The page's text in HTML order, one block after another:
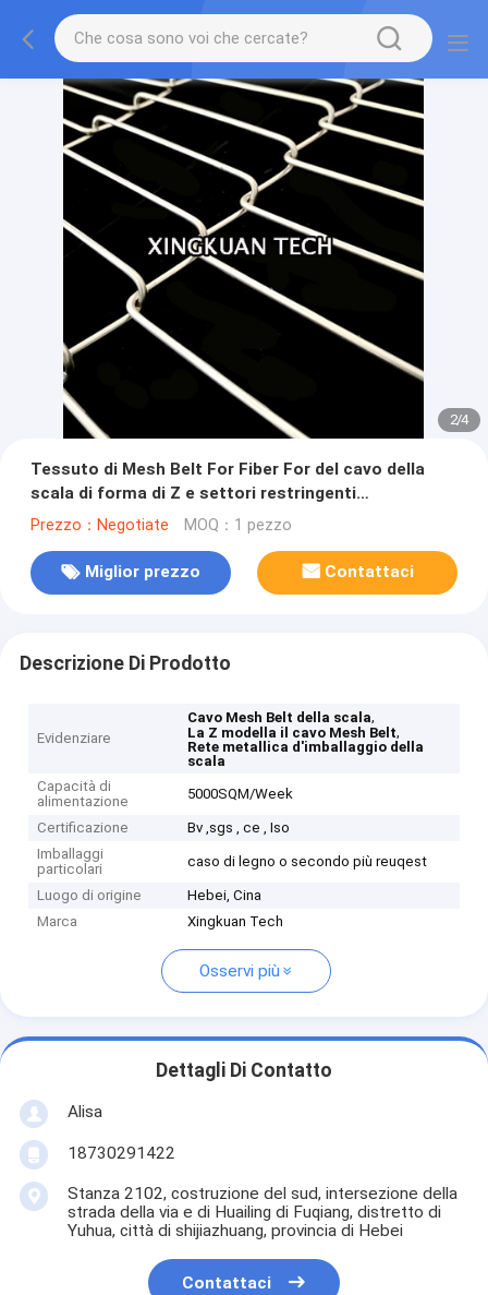
2/4
Tessuto di Mesh Belt For Fiber For del cavo della
scala di forma di Z e settori restringenti
d'imballaggio
Prezzo：Negotiate MOQ：1 pezzo
Miglior prezzo Contattaci
Descrizione Di Prodotto
Evidenziare
Cavo Mesh Belt della scala,
La Z modella il cavo Mesh Belt,
Rete metallica d'imballaggio della
scala
Capacità di
alimentazione
5000SQM/Week
Certificazione
Bv ,sgs , ce , Iso
Imballaggi
particolari
caso di legno o secondo più reuqest
Luogo di origine
Hebei, Cina
Marca
Xingkuan Tech
Osservi più
Dettagli Di Contatto
Alisa
18730291422
Stanza 2102, costruzione del sud, intersezione della
strada della via e di Huailing di Fuqiang, distretto di
Yuhua, città di shijiazhuang, provincia di Hebei
Contattaci